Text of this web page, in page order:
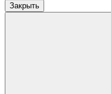
Закрыть